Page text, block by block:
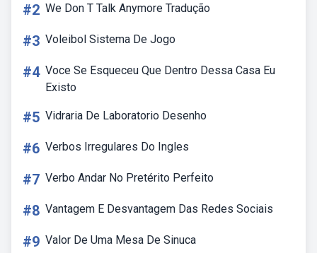
#2 We Don T Talk Anymore Tradução
#3 Voleibol Sistema De Jogo
#4 Voce Se Esqueceu Que Dentro Dessa Casa Eu
Existo
#5 Vidraria De Laboratorio Desenho
#6 Verbos Irregulares Do Ingles
#7 Verbo Andar No Pretérito Perfeito
#8 Vantagem E Desvantagem Das Redes Sociais
#9 Valor De Uma Mesa De Sinuca